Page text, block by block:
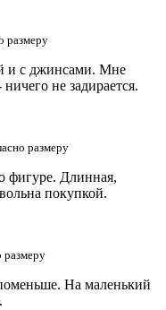
размеру
и с джинсами. Мне
не задирается.
размеру
фигуре. Длинная,
покупкой.
На маленький